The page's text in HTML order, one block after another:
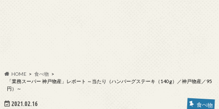
HOME
食べ物
「業務スーパー 神戸物産」レポート ～当たり（ハンバーグステーキ（140g）／神戸物産／95
円）～
2021.02.16 食べ物